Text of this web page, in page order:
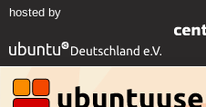
hosted by